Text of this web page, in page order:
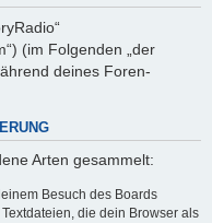
(im Folgenden „der
deines Foren-
Arten gesammelt:
Besuch des Boards
die dein Browser als